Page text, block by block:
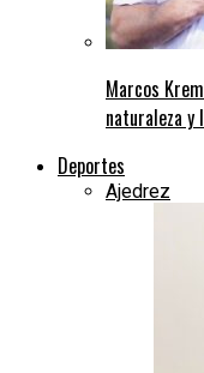
Marcos
naturaleza y
Deportes
Ajedrez